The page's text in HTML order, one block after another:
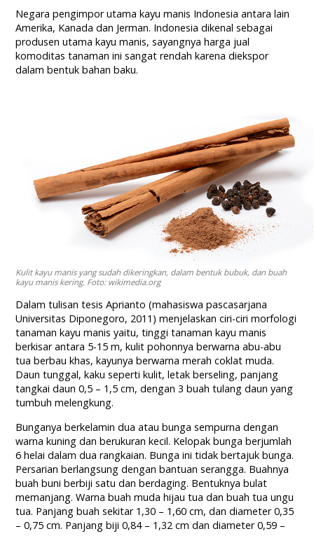
Negara pengimpor utama kayu manis Indonesia antara lain
Amerika, Kanada dan Jerman. Indonesia dikenal sebagai
produsen utama kayu manis, sayangnya harga jual
komoditas tanaman ini sangat rendah karena diekspor
dalam bentuk bahan baku.
Kulit kayu manis yang sudah dikeringkan, dalam bentuk bubuk, dan buah
kayu manis kering. Foto: wikimedia.org
Dalam tulisan tesis Aprianto (mahasiswa pascasarjana
Universitas Diponegoro, 2011) menjelaskan ciri-ciri morfologi
tanaman kayu manis yaitu, tinggi tanaman kayu manis
berkisar antara 5-15 m, kulit pohonnya berwarna abu-abu
tua berbau khas, kayunya berwarna merah coklat muda.
Daun tunggal, kaku seperti kulit, letak berseling, panjang
tangkai daun 0,5 – 1,5 cm, dengan 3 buah tulang daun yang
tumbuh melengkung.
Bunganya berkelamin dua atau bunga sempurna dengan
warna kuning dan berukuran kecil. Kelopak bunga berjumlah
6 helai dalam dua rangkaian. Bunga ini tidak bertajuk bunga.
Persarian berlangsung dengan bantuan serangga. Buahnya
buah buni berbiji satu dan berdaging. Bentuknya bulat
memanjang. Warna buah muda hijau tua dan buah tua ungu
tua. Panjang buah sekitar 1,30 – 1,60 cm, dan diameter 0,35
– 0,75 cm. Panjang biji 0,84 – 1,32 cm dan diameter 0,59 –